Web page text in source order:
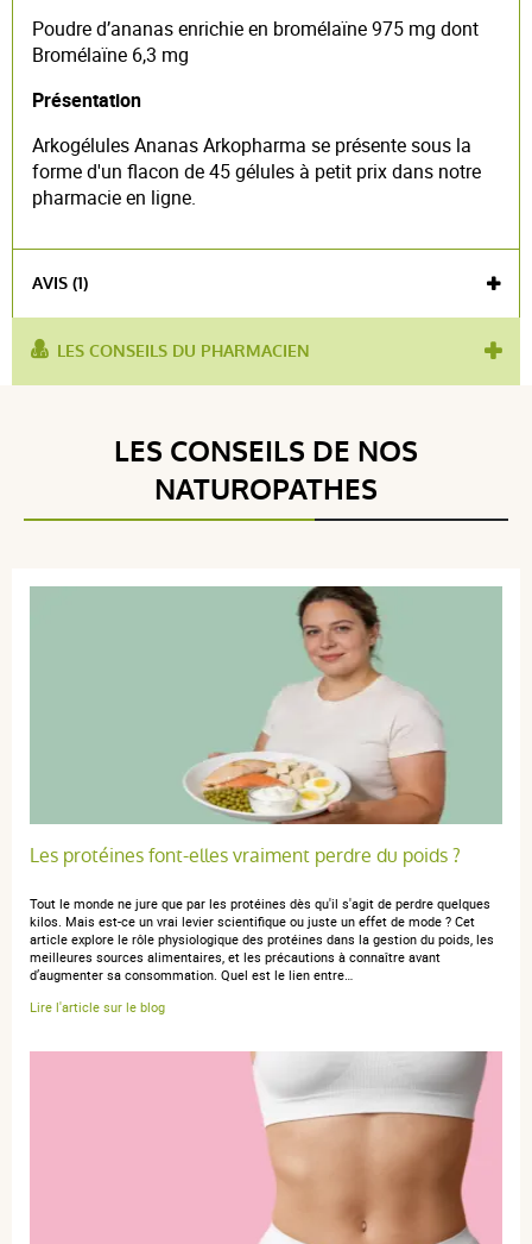
Poudre d’ananas enrichie en bromélaïne 975 mg dont
Bromélaïne 6,3 mg
Présentation
Arkogélules Ananas Arkopharma se présente sous la
forme d'un flacon de 45 gélules à petit prix dans notre
pharmacie en ligne.
AVIS (1)
Avis soumis à un contrôle
4 / 5
0
Trier l'affichage des avis
anonymous a.publié le 19 juillet 2021 suite à une commande du
09 juillet 2021
4 / 5
Je commence juste plutôt satisfaite
LES CONSEILS DU PHARMACIEN
LES CONSEILS DE NOS
NATUROPATHES
Les protéines font-elles vraiment perdre du poids ?
Tout le monde ne jure que par les protéines dès qu'il s'agit de perdre quelques
kilos. Mais est-ce un vrai levier scientifique ou juste un effet de mode ? Cet
article explore le rôle physiologique des protéines dans la gestion du poids, les
meilleures sources alimentaires, et les précautions à connaître avant
d’augmenter sa consommation. Quel est le lien entre…
Lire l'article sur le blog